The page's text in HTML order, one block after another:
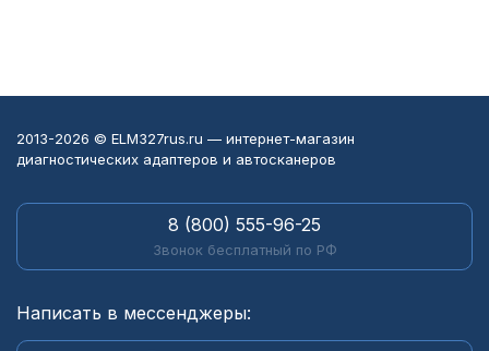
2013-2026 © ELM327rus.ru — интернет-магазин
диагностических адаптеров и автосканеров
8 (800) 555-96-25
Звонок бесплатный по РФ
Написать в мессенджеры: